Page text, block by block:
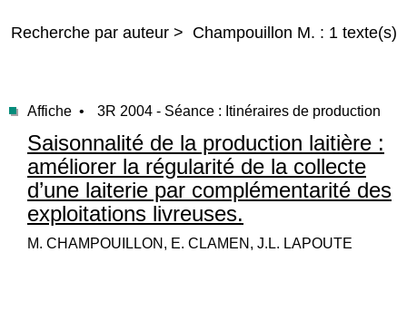
Recherche par auteur > Champouillon M. : 1 texte(s)
Affiche • 3R 2004 - Séance : Itinéraires de production
Saisonnalité de la production laitière :
améliorer la régularité de la collecte
d’une laiterie par complémentarité des
exploitations livreuses.
M. CHAMPOUILLON, E. CLAMEN, J.L. LAPOUTE